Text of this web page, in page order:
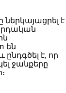
ներկայացրել է
են
է, որ
ջանքերը